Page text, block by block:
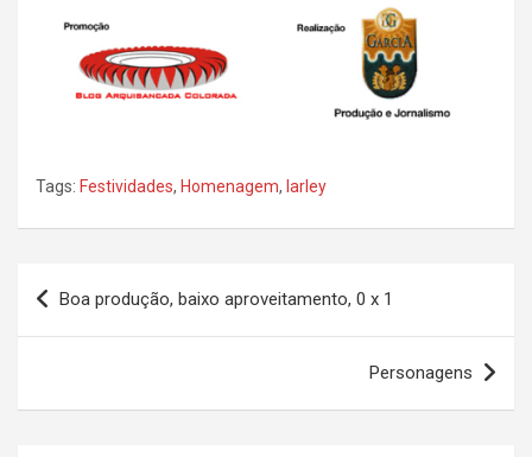
Tags: Festividades, Homenagem, Iarley
Navegação
de
Boa produção, baixo aproveitamento, 0 x 1
Personagens